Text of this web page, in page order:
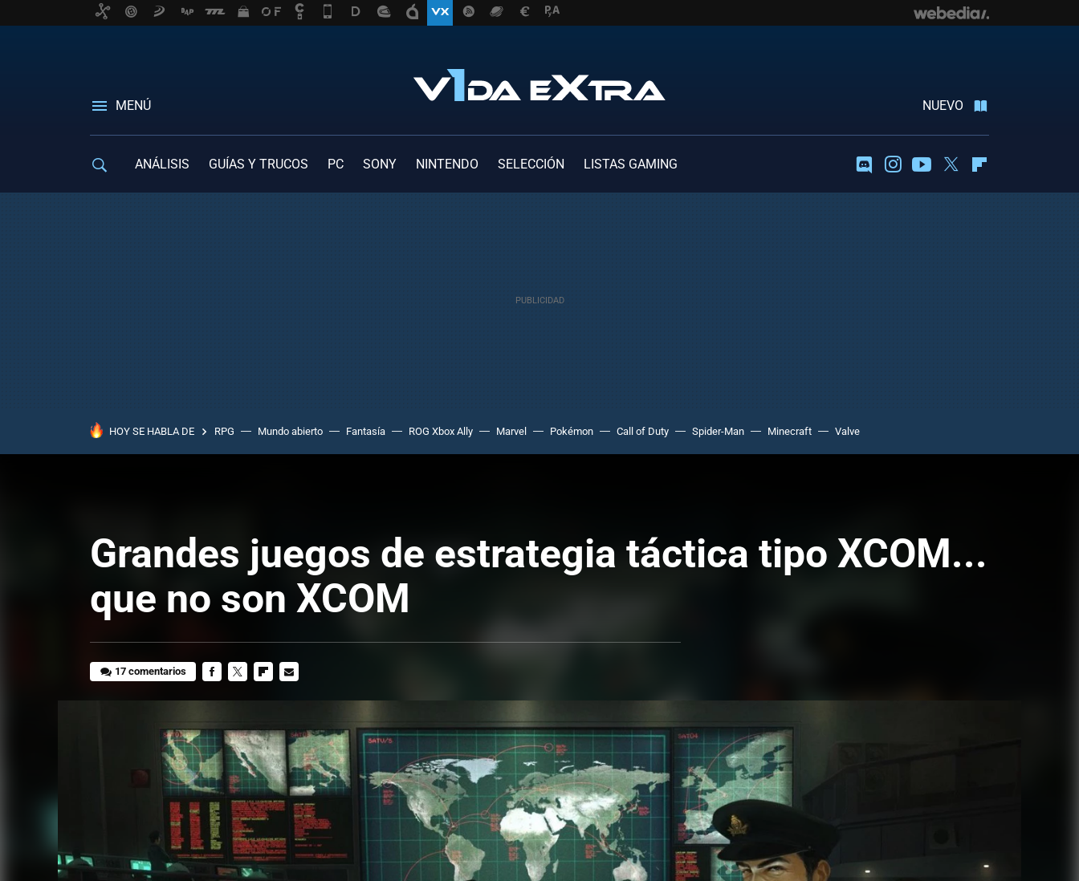
MENÚ NUEVO
ANÁLISIS GUÍAS Y TRUCOS PC SONY NINTENDO SELECCIÓN LISTAS GAMING DiscordInstagramYoutubeTwitter
HOY SE HABLA DE RPG Mundo abierto Fantasía ROG Xbox Ally Marvel Pokémon Call of Duty Spider-Man Minecraft Valve
Grandes juegos de estrategia táctica tipo XCOM...
que no son XCOM
17 comentarios